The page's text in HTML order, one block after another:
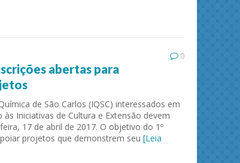
0
abertas para
de São Carlos (IQSC) interessados em
Iniciativas de Cultura e Extensão devem
17 de abril de 2017. O objetivo do 1º
projetos que demonstrem seu [Leia